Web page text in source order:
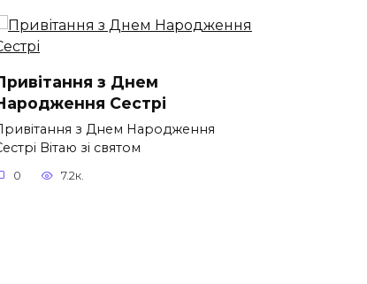
з Днем
Сестрі
з Днем Народження
Вітаю зі святом
0 7.2к.